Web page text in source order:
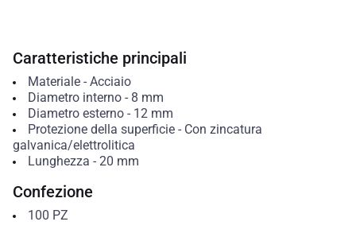
Caratteristiche principali
Materiale- Acciaio
Diametro interno- 8 mm
Diametro esterno- 12 mm
Protezione della superficie- Con zincatura
galvanica/elettrolitica
Lunghezza - 20 mm
Confezione
100 PZ